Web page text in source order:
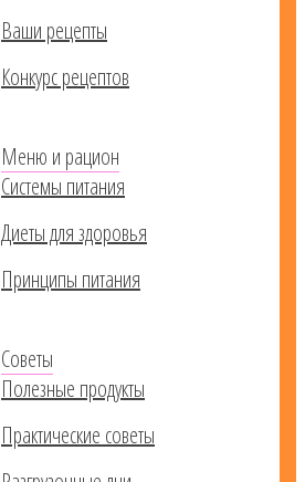
Ваши рецепты
Конкурс рецептов
Меню и рацион
Системы питания
Диеты для здоровья
Принципы питания
Советы
Полезные продукты
Практические советы